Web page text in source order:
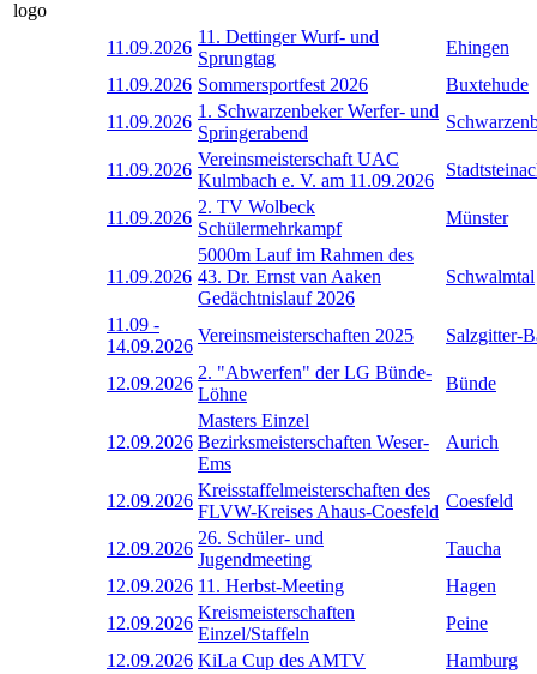
11.09.2026
11. Dettinger Wurf- und
Sprungtag
Ehingen
11.09.2026 Sommersportfest 2026
Buxtehude
11.09.2026
1. Schwarzenbeker Werfer- und
Springerabend
11.09.2026
Vereinsmeisterschaft UAC
Kulmbach e. V. am 11.09.2026
11.09.2026
2. TV Wolbeck
Schülermehrkampf
Münster
11.09.2026
5000m Lauf im Rahmen des
43. Dr. Ernst van Aaken
Gedächtnislauf 2026
Schwalmtal
11.09 -
14.09.2026
Vereinsmeisterschaften 2025 Salzgitter-
12.09.2026
2. "Abwerfen" der LG Bünde-
Löhne
Bünde
12.09.2026
Masters Einzel
Bezirksmeisterschaften Weser-
Ems
Aurich
12.09.2026
Kreisstaffelmeisterschaften des
FLVW-Kreises Ahaus-Coesfeld
Coesfeld
12.09.2026
26. Schüler- und
Jugendmeeting
Taucha
12.09.2026 11. Herbst-Meeting
Hagen
12.09.2026
Kreismeisterschaften
Einzel/Staffeln
Peine
12.09.2026 KiLa Cup des AMTV
Hamburg